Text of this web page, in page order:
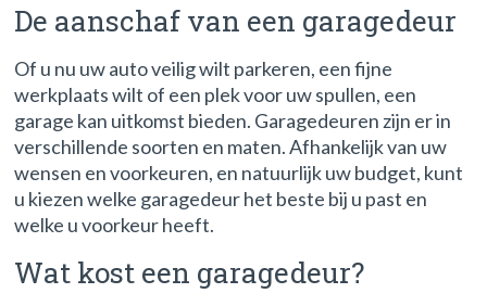
De aanschaf van een garagedeur
Of u nu uw auto veilig wilt parkeren, een fijne
werkplaats wilt of een plek voor uw spullen, een
garage kan uitkomst bieden. Garagedeuren zijn er in
verschillende soorten en maten. Afhankelijk van uw
wensen en voorkeuren, en natuurlijk uw budget, kunt
u kiezen welke garagedeur het beste bij u past en
welke u voorkeur heeft.
Wat kost een garagedeur?